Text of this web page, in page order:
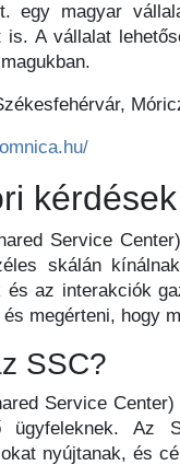
egy magyar
is. A vállalat
Service
skálán
és az interakciók
megérteni, hogy
SSC?
Service
ügyfeleknek. Az
nyújtanak, és